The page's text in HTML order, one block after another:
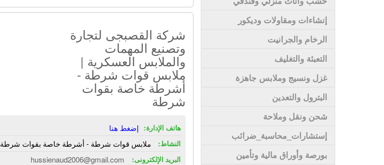
إنشاءات ومقاولات وديكور
الرخام والجرانيت
التعبئة والتغليف
غزل ونسيج وملابس جاهزة
البترول والتعدين
شحن ونقل وملاحة
إستشارات_محاسبة_ضرائب
بورصة وأوراق مالية وتأمين
شركة القصبجى لتجارة
وتصنيع المهمات
والملابس العسكرية |
ملابس قوات شرطة -
أشرطة خاصة بقوات
شرطة
هاتف الإدارة: إضغط هنا
النشاط: ملابس قوات شرطة - أشرطة خاصة بقوات شرطة
البريد الإلكترونى: hussienaud2006@gmail.com